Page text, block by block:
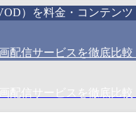
）を料金・コンテン
配信サービスを徹底比較
配信サービスを徹底比較